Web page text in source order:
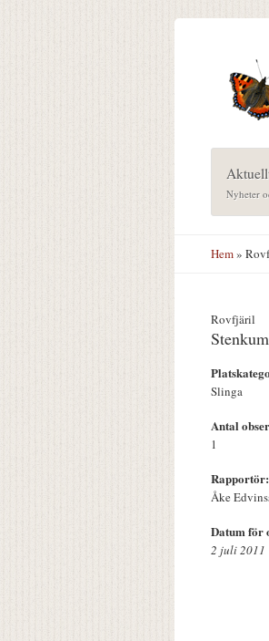
Nyheter
Hem»
Rovfjäril
Slinga
Antal
1
Rapportör:
Åke
Datum för
2 juli 2011